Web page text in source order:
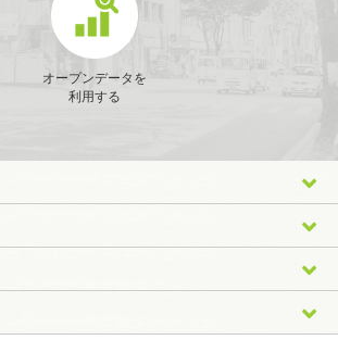
オープンデータを
利用する